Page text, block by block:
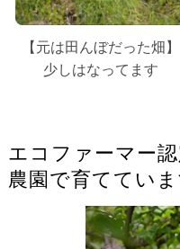
【元は田んぼだった畑】
少しはなってます
エコファーマー
農園で育ててい